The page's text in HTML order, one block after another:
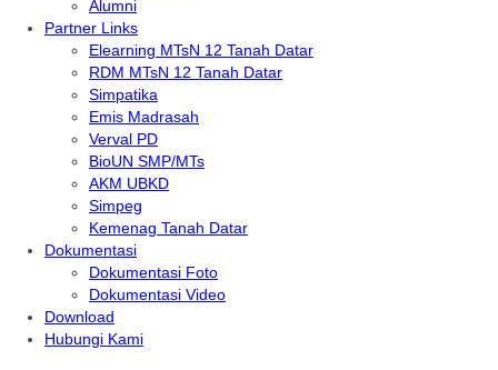
Alumni
Partner Links
Elearning MTsN 12 Tanah Datar
RDM MTsN 12 Tanah Datar
Simpatika
Emis Madrasah
Verval PD
BioUN SMP/MTs
AKM UBKD
Simpeg
Kemenag Tanah Datar
Dokumentasi
Dokumentasi Foto
Dokumentasi Video
Download
Hubungi Kami